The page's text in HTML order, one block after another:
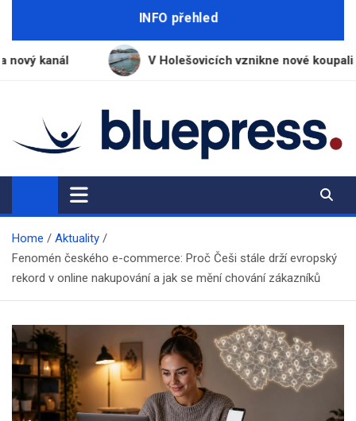
INFO přehled
V Holešovicích vznikne nové koupaliště s vodou z
BluePress.cz
Seriózní průvodce moderním životem
Home
Aktuality
Fenomén českého e-commerce: Proč Češi stále drží evropský
rekord v online nakupování a jak se mění chování zákazníků